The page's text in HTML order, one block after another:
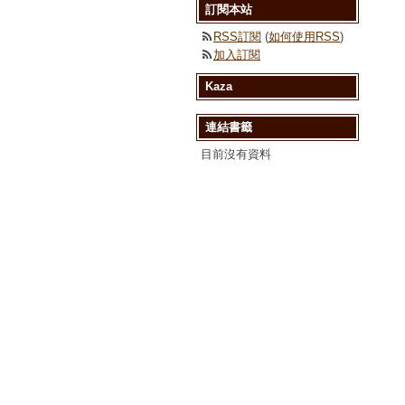
訂閱本站
RSS訂閱 (如何使用RSS)
加入訂閱
Kaza
連結書籤
目前沒有資料